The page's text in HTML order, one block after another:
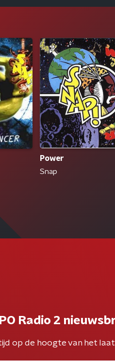
Power
Snap
Radio 2
op de hoogte van het